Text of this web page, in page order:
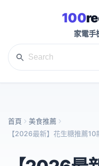
100
家電手
首頁
美食推薦
【2026最新】花生糖推薦